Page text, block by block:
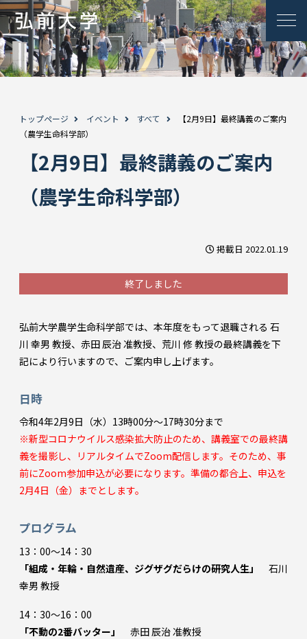
トップページ イベント すべて
【2月9日】最終講義のご案内
（農学生命科学部）
【2月9日】最終講義のご案内
（農学生命科学部）
掲載日 2022.01.19
終了しました
弘前大学農学生命科学部では、本年度をもって退職される 石
川 幸男 教授、赤田 辰治 准教授、荒川 修 教授の最終講義を下
記により行いますので、ご案内申し上げます。
日時
令和4年2月9日（水）13時00分～17時30分まで
※新型コロナウイルス感染拡大防止のため、講義室での最終講
義を撮影し、リアルタイムでZoom配信します。そのため、事
前にZoom参加申込が必要になります。準備の都合上、申込を
2月4日（金）までとします。
プログラム
13：00～14：30
「組成・年輪・自然遺産、ジグザグだらけの研究人生」
石川
幸男 教授
14：30～16：00
「不動の2番バッター」
赤田 辰治 准教授